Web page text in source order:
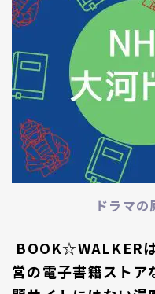
ドラマの
BOOK☆WALKER
営の電子書籍ストア